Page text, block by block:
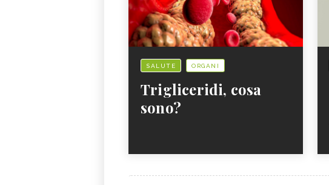
SALUTE ORGANI
Trigliceridi, cosa
sono?